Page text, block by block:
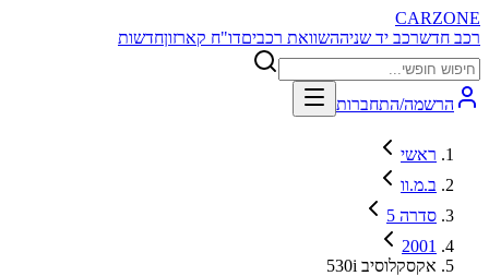
CARZONE
רכב חדשרכב יד שניההשוואת רכביםדו"ח קארזוןחדשות
הרשמה/התחברות
ראשי
ב.מ.וו
סדרה 5
2001
530i אקסקלוסיב